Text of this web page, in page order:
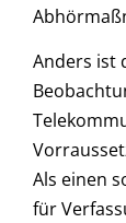
Anders ist
Als einen
für